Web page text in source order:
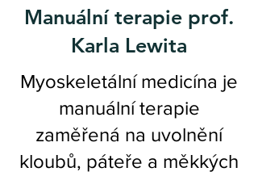
Manuální terapie prof.
Karla Lewita
Myoskeletální medicína je
manuální terapie
zaměřená na uvolnění
kloubů, páteře a měkkých